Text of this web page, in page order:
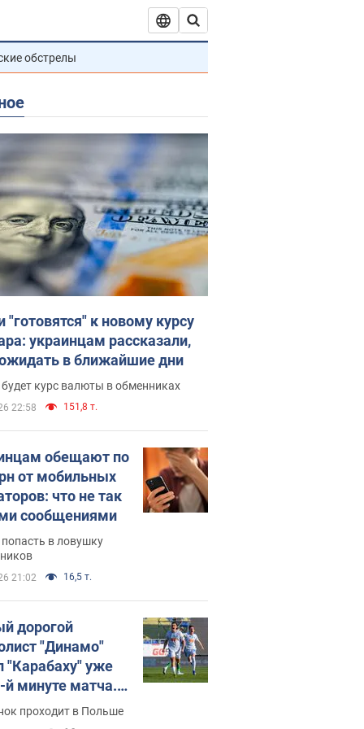
обстрелы
"готовятся" к новому курсу
украинцам рассказали,
в ближайшие дни
курс валюты в обменниках
22:58 151,8 т.
обещают по
от мобильных
что не так
сообщениями
попасть в ловушку
21:02 16,5 т.
дорогой
"Динамо"
"Карабаху" уже
й минуте матча.
проходит в Польше